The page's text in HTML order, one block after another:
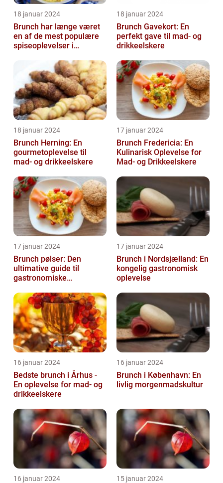
18 januar 2024
Brunch har længe været
en af de mest populære
spiseoplevelser i
18 januar 2024
Brunch Gavekort: En
perfekt gave til mad- og
drikkeelskere
18 januar 2024
Brunch Herning: En
gourmetoplevelse til
mad- og drikkeelskere
17 januar 2024
Brunch Fredericia: En
Kulinarisk Oplevelse for
Mad- og Drikkeelskere
17 januar 2024
Brunch pølser: Den
ultimative guide til
gastronomiske
17 januar 2024
Brunch i Nordsjælland: En
kongelig gastronomisk
oplevelse
16 januar 2024
Bedste brunch i Århus -
En oplevelse for mad- og
drikkeelskere
16 januar 2024
Brunch i København: En
livlig morgenmadskultur
16 januar 2024 15 januar 2024